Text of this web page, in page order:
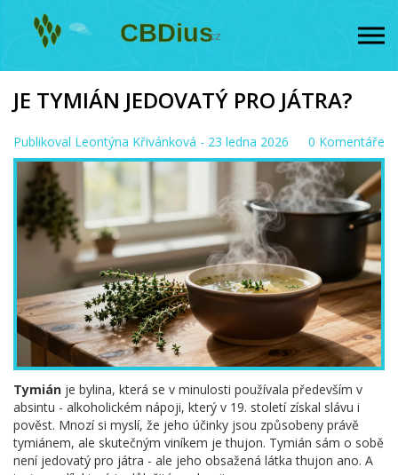
JE TYMIÁN JEDOVATÝ PRO JÁTRA?
Publikoval Leontýna Křivánková - 23 ledna 2026 0 Komentáře
Tymián je bylina, která se v minulosti používala především v
absintu - alkoholickém nápoji, který v 19. století získal slávu i
pověst. Mnozí si myslí, že jeho účinky jsou způsobeny právě
tymiánem, ale skutečným viníkem je thujon. Tymián sám o sobě
není jedovatý pro játra - ale jeho obsažená látka thujon ano. A